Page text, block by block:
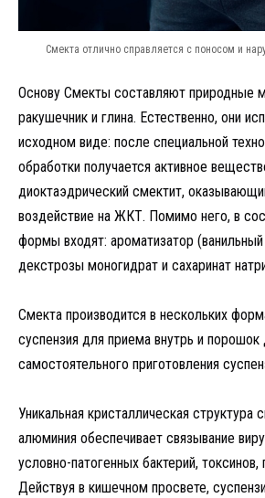
Смекта отлично справляется с поносом и
Основу Смекты составляют природные
ракушечник и глина. Естественно, они
исходном виде: после специальной
обработки получается активное
диоктаэдрический смектит,
воздействие на ЖКТ. Помимо него, в
формы входят: ароматизатор
декстрозы моногидрат и сахаринат
Смекта производится в нескольких
суспензия для приема внутрь и порошок
самостоятельного приготовления
Уникальная кристаллическая структура
алюминия обеспечивает связывание
условно-патогенных бактерий, токсинов,
Действуя в кишечном просвете,